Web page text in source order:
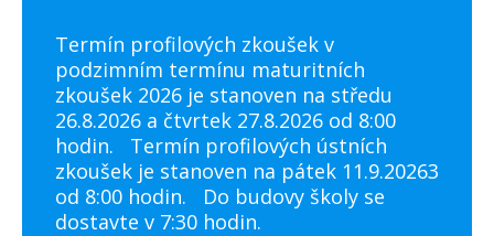
Termín profilových zkoušek v
podzimním termínu maturitních
zkoušek 2026 je stanoven na středu
26.8.2026 a čtvrtek 27.8.2026 od 8:00
hodin. Termín profilových ústních
zkoušek je stanoven na pátek 11.9.20263
od 8:00 hodin. Do budovy školy se
dostavte v 7:30 hodin.